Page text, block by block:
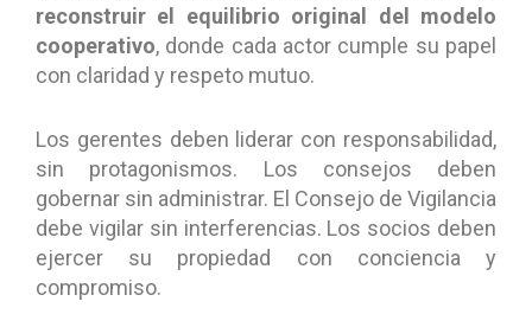
reconstruir el equilibrio original del modelo
cooperativo, donde cada actor cumple su papel
con claridad y respeto mutuo.
Los gerentes deben liderar con responsabilidad,
sin protagonismos. Los consejos deben
gobernar sin administrar. El Consejo de Vigilancia
debe vigilar sin interferencias. Los socios deben
ejercer su propiedad con conciencia y
compromiso.